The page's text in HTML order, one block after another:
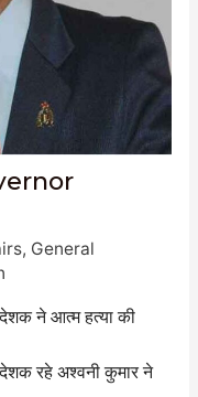
, General
ने आत्म हत्या की
रहे अश्वनी कुमार ने